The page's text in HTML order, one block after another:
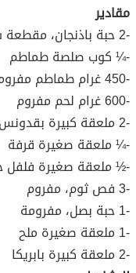
مقادير
-2 حبة باذنجان، مقطعة شرائح
-¼ كوب صلصة طماطم
-450 غرام طماطم مفرومة
-600 غرام لحم مفروم
-2 ملعقة كبيرة بقدونس مفروم
-¼ ملعقة صغيرة قرفة
-½ ملعقة صغيرة فلفل
-3 فص ثوم، مفروم
-1 حبة بصل، مفرومة
-1 ملعقة صغيرة ملح
-2 ملعقة كبيرة بابريكا